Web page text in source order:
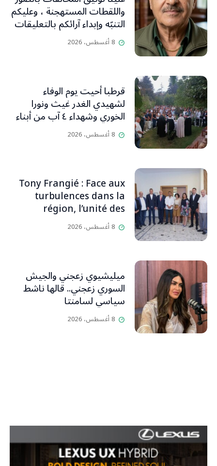
واللقطات المستهجنة ، وعليكم
التنبّه وإبداء آرائكم بالتعليقات
(جورج صبّاغ)
8 أغسطس، 2026
قرطبا أحيت يوم الوفاء
لشهيدي الغدر غيث ونورا
الخوري وشهداء ٤ آب من أبناء
البلدة.. كارين الخوري افرام: لقد
كان بيتنا، بوجود والدي، ينبض
إقفاله لكنه لم يستطع لأنه
بيت رسالة وتاريخ وإيمان وقيم
مستمرة (صور وVideo)
8 أغسطس، 2026
Tony Frangié : Face aux
turbulences dans la
région, l’unité des
Libanais est primordiale
L’OLJ / Par Scarlett
8 أغسطس، 2026
ميليشيوي زعجني والجيش
السوري زعجني.. قالها ناشط
سياسي لسامنتا
8 أغسطس، 2026